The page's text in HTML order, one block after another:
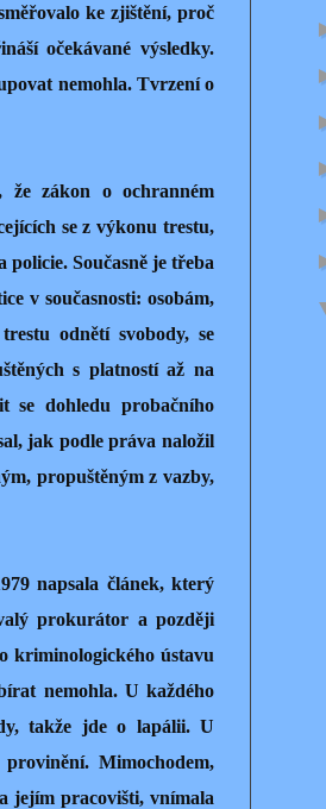
ke zjištění, proč
očekávané výsledky.
nemohla. Tvrzení o
že zákon o ochranném
se z výkonu trestu,
Současně je třeba
v současnosti: osobám,
odnětí svobody, se
s platností až na
se dohledu probačního
jak podle práva naložil
propuštěným z vazby,
napsala článek, který
prokurátor a později
kriminologického ústavu
nemohla. U každého
takže jde o lapálii. U
Mimochodem,
jejím pracovišti, vnímala